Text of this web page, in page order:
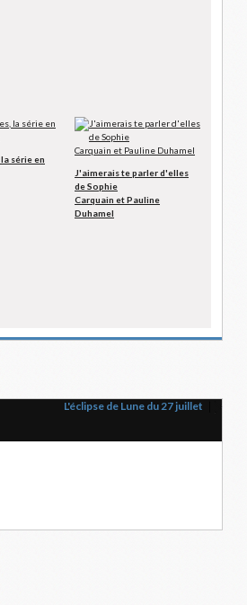
série en
J'aimerais te parler d'elles
de Sophie
Carquain et Pauline
Duhamel
L'éclipse de Lune du 27 juillet